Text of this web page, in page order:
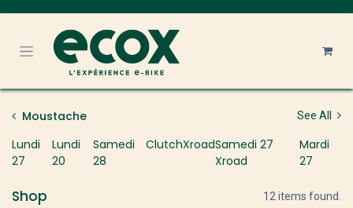
Moustache See All
Lundi
27
Lundi
20
Samedi
28
ClutchXroadSamedi 27
Xroad
Mardi
27
Shop 12 items found.